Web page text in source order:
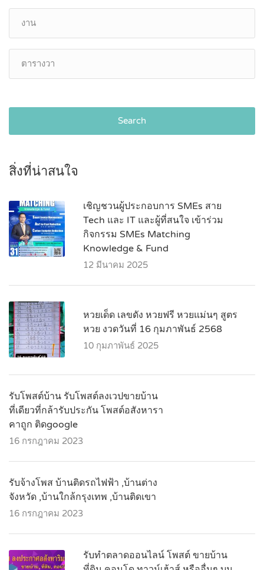
Search
สิ่งที่น่าสนใจ
เชิญชวนผู้ประกอบการ SMEs สาย
Tech และ IT และผู้ที่สนใจ เข้าร่วม
กิจกรรม SMEs Matching
Knowledge & Fund
12 มีนาคม 2025
หวยเด็ด เลขดัง หวยฟรี หวยแม่นๆ สูตร
หวย งวดวันที่ 16 กุมภาพันธ์ 2568
10 กุมภาพันธ์ 2025
รับโพสต์บ้าน รับโพสต์ลงเวปขายบ้าน
ที่เดียวที่กล้ารับประกัน โพสต์อสังหารา
คาถูก ติดgoogle
16 กรกฎาคม 2023
รับจ้างโพส บ้านติดรถไฟฟ้า ,บ้านต่าง
จังหวัด ,บ้านใกล้กรุงเทพ ,บ้านติดเขา
16 กรกฎาคม 2023
รับทำตลาดออนไลน์ โพสต์ ขายบ้าน